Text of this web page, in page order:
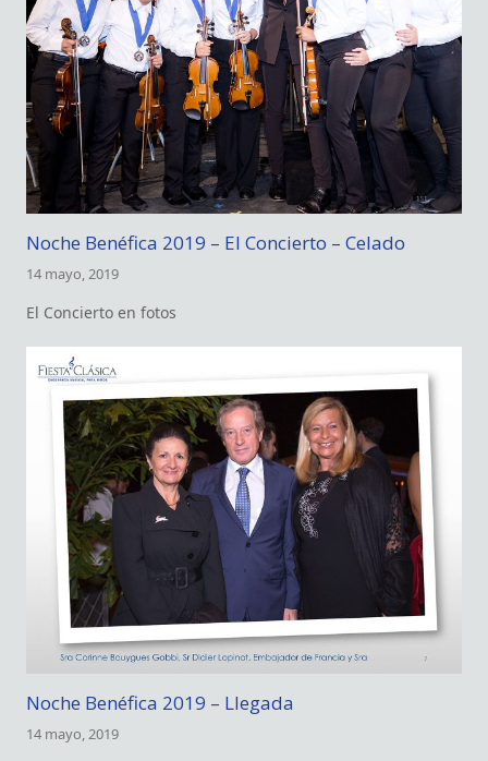
Noche Benéfica 2019 – El Concierto – Celado
14 mayo, 2019
El Concierto en fotos
Noche Benéfica 2019 – Llegada
14 mayo, 2019